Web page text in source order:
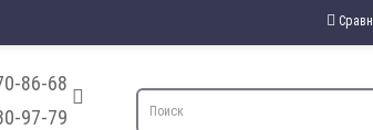
86-68
97-79